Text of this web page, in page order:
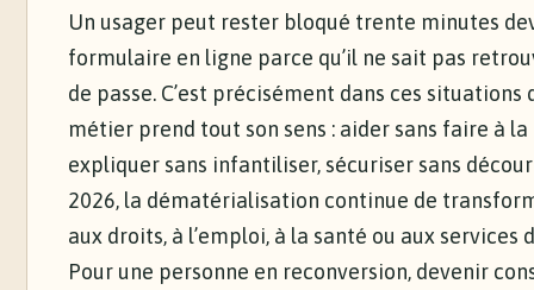
Un usager peut rester bloqué trente minutes
formulaire en ligne parce qu’il ne sait pas
de passe. C’est précisément dans ces situations
métier prend tout son sens : aider sans faire à la
expliquer sans infantiliser, sécuriser sans
2026, la dématérialisation continue de
aux droits, à l’emploi, à la santé ou aux services
Pour une personne en reconversion, devenir